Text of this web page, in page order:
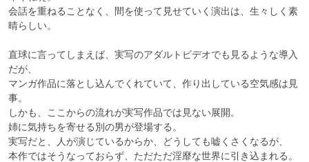
会話を重ねることなく、間を使って見せていく演出は、生々しく素
晴らしい。
直球に言ってしまえば、実写のアダルトビデオでも見るような導入
だが、
マンガ作品に落とし込んでくれていて、作り出している空気感は見
事。
しかも、ここからの流れが実写作品では見ない展開。
姉に気持ちを寄せる別の男が登場する。
実写だと、人が演じているからか、どうしても嘘くさくなるが、
本作ではそうなっておらず、ただただ淫靡な世界に引き込まれる。